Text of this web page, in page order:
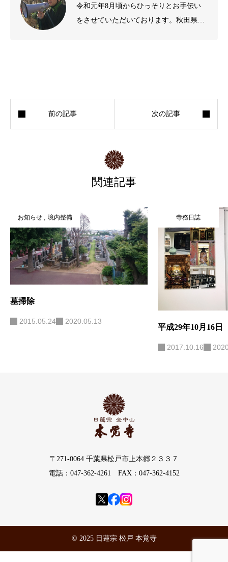
令和元年8月頃からひっそりとお手伝い
をさせていただいております。秋田県横
関連記事
お知らせ 境内整備
墓掃除
2015.05.24 2020.05.13
寺務日誌
平成29年10月16日
2017.10.16
〒271-0064 千葉県松戸市上本郷２３３７
電話：047-362-4261 FAX：047-362-4152
© 2025 日蓮宗 松戸 本覚寺